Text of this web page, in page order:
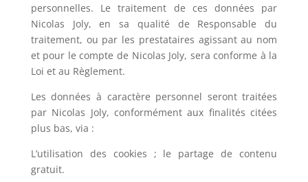
personnelles. Le traitement de ces données par
Nicolas Joly, en sa qualité de Responsable du
traitement, ou par les prestataires agissant au nom
et pour le compte de Nicolas Joly, sera conforme à la
Loi et au Règlement.
Les données à caractère personnel seront traitées
par Nicolas Joly, conformément aux finalités citées
plus bas, via :
L’utilisation des cookies ; le partage de contenu
gratuit.